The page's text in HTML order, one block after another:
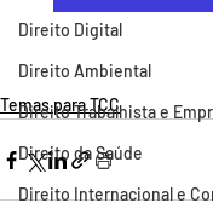
Direito Digital
Direito Ambiental
Direito Trabalhista e
Direito da Saúde
Direito Internacional e
Temas para TCC